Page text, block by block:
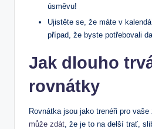
úsměvu!
Ujistěte se, že máte v
případ, že byste potřebovali
Jak dlouho
rovnátky
Rovnátka jsou jako trenéři pro vaše
může zdát , že je to na delší trať,